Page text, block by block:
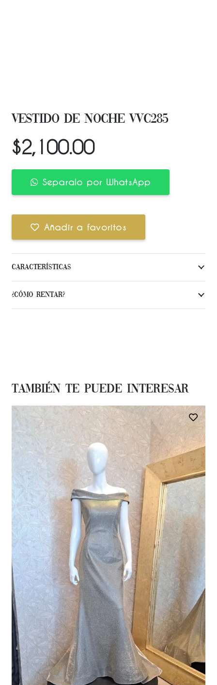
VESTIDO DE NOCHE VVC285
$2,100.00
Separalo por WhatsApp
Añadir a favoritos
Características
¿Cómo Rentar?
También te Puede Interesar